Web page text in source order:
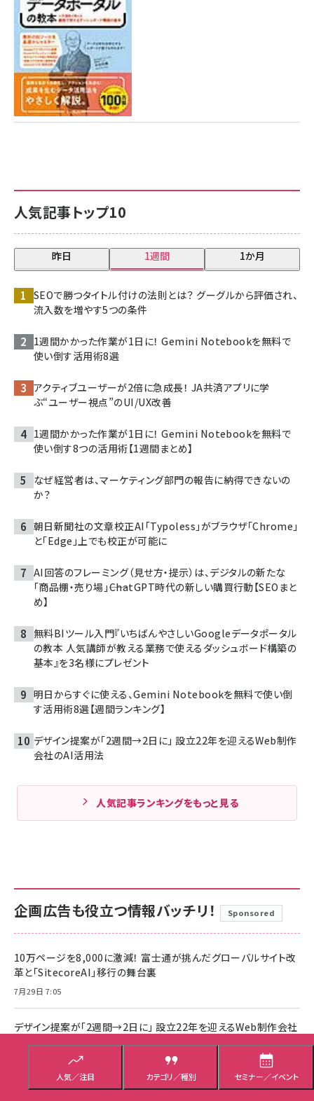
人気／注目 カテゴリ／種別 セミナー／イベント
人気記事トップ10
昨日 1週間 1か月
SEOで勝つタイトル付けの法則とは？ グーグルから評価され、
流入数を増やす5つの条件
1週間かかった作業が1日に！ Gemini Notebookを無料で
使い倒す活用術8選
アクティブユーザーが2倍に急成長！ JA共済アプリに学
ぶ“ユーザー視点”のUI/UX改善
1週間かかった作業が1日に！ Gemini Notebookを無料で
使い倒す8つの活用術【1週間まとめ】
なぜ経営者は、マーケティング部門の報告に納得できないの
か？
朝日新聞社の文章校正AI「Typoless」がブラウザ「Chrome」
と「Edge」上でも校正が可能に
AI回答のフレーミング（見せ方・提示）は、デジタルの新たな
「商品棚・売り場」――ChatGPT時代の新しい購買行動【SEOまと
め】
無料BIツール入門『いちばんやさしいGoogleデータポータル
の教本 人気講師が教える業務で使えるダッシュボード構築の
基本』を3名様にプレゼント
明日からすぐに使える、Gemini Notebookを無料で使い倒
す活用術8選【週間ランキング】
デザイン提案が「2週間→2日に」 設立22年を迎えるWeb制作
会社のAI活用法
人気記事ランキングをもっと見る
7月31日 10:00
企画広告も役立つ情報バッチリ！ Sponsored
10万ページを8,000に激減！ 富士通が挑んだグローバルサイト改
革と「SitecoreAI」移行の舞台裏
7月29日 7:05
デザイン提案が「2週間→2日に」 設立22年を迎えるWeb制作会社
のAI活用法